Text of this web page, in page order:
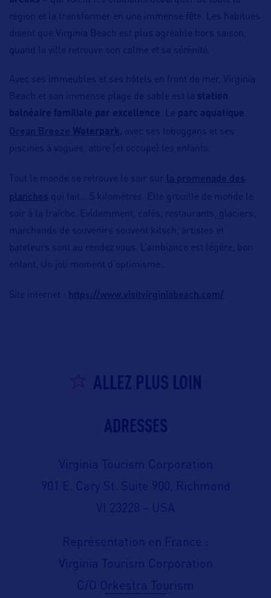
région et la transformer en une immense fête. Les habitués
disent que Virginia Beach est plus agréable hors saison,
quand la ville retrouve son calme et sa sérénité.
Avec ses immeubles et ses hôtels en front de mer, Virginia
Beach et son immense plage de sable est la station
balnéaire familiale par excellence . Le parc aquatique
Ocean Breeze Waterpark, avec ses toboggans et ses
piscines à vagues, attire (et occupe) les enfants.
Tout le monde se retrouve le soir sur
la promenade des
planches qui fait… 5 kilomètres. Elle grouille de monde le
soir à la fraîche. Evidemment, cafés, restaurants, glaciers,
marchands de souvenirs souvent kitsch, artistes et
bateleurs sont au rendez vous. L’ambiance est légère, bon
enfant. Un joli moment d’optimisme…
Site internet : https://www.visitvirginiabeach.com/
ALLEZ PLUS LOIN
ADRESSES
Virginia Tourism Corporation
901 E. Cary St. Suite 900, Richmond
VI 23228 – USA
Représentation en France :
Virginia Tourism Corporation
C/O Orkestra Tourism